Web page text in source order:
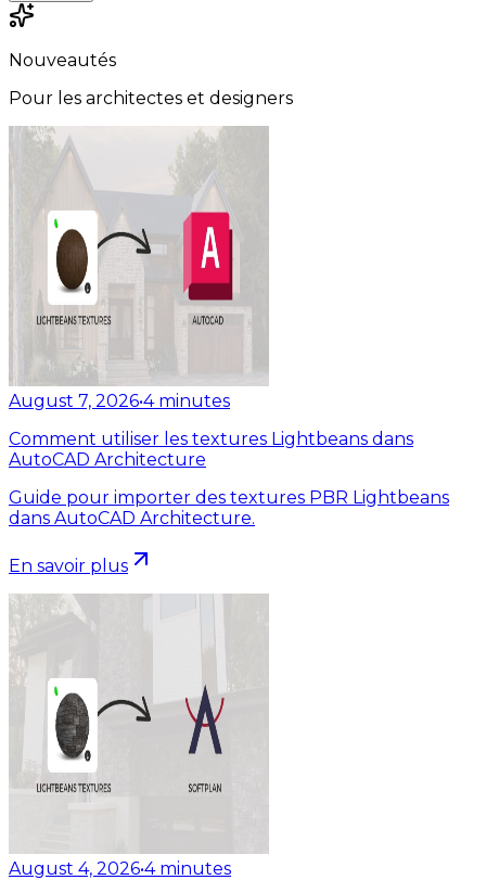
Nouveautés
Pour les architectes et designers
August 7, 2026•4 minutes
Comment utiliser les textures Lightbeans dans
AutoCAD Architecture
Guide pour importer des textures PBR Lightbeans
dans AutoCAD Architecture.
En savoir plus
August 4, 2026•4 minutes